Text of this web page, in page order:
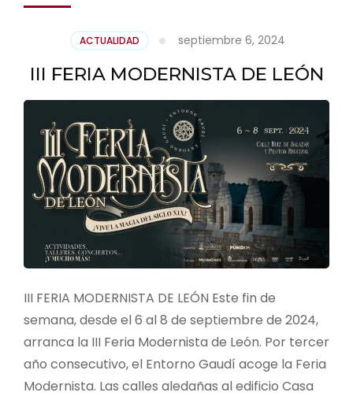
ACTUALIDAD septiembre 6, 2024
III FERIA MODERNISTA DE LEÓN
III FERIA MODERNISTA DE LEÓN Este fin de
semana, desde el 6 al 8 de septiembre de 2024,
arranca la III Feria Modernista de León. Por tercer
año consecutivo, el Entorno Gaudí acoge la Feria
Modernista. Las calles aledañas al edificio Casa